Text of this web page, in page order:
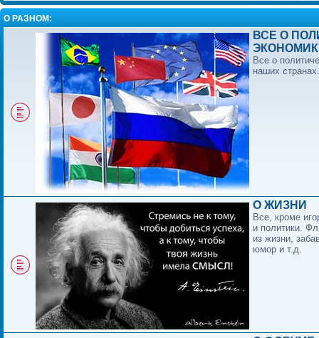
О РАЗНОМ:
ВСЕ О
Все о
наших странах.
О ЖИЗНИ
Все, кроме
и политики.
из жизни,
юмор и т.д.